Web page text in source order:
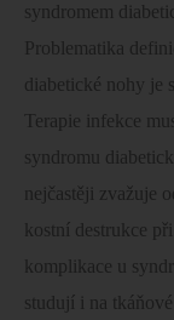
syndromem
Problematika
diabetické nohy je
Terapie infekce
syndromu
nejčastěji zvažuje
kostní destrukce
komplikace u
studují i na